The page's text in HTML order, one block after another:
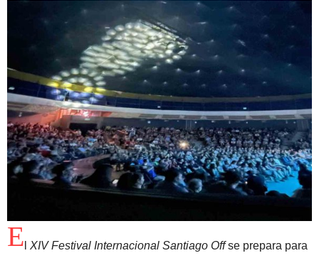
E XIV Festival Internacional Santiago Offse prepara para